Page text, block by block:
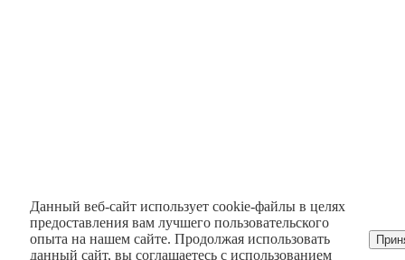
Данный веб-сайт использует cookie-файлы в целях
предоставления вам лучшего пользовательского
опыта на нашем сайте. Продолжая использовать
данный сайт, вы соглашаетесь с использованием